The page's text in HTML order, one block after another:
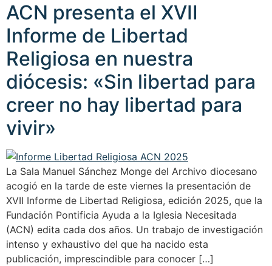
ACN presenta el XVII
Informe de Libertad
Religiosa en nuestra
diócesis: «Sin libertad para
creer no hay libertad para
vivir»
La Sala Manuel Sánchez Monge del Archivo diocesano
acogió en la tarde de este viernes la presentación de
XVII Informe de Libertad Religiosa, edición 2025, que la
Fundación Pontificia Ayuda a la Iglesia Necesitada
(ACN) edita cada dos años. Un trabajo de investigación
intenso y exhaustivo del que ha nacido esta
publicación, imprescindible para conocer […]